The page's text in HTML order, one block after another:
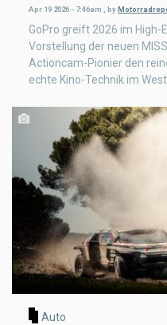
Apr 19 2026 - 7:46am by
GoPro greift 2026 im High-
Vorstellung der neuen
Actioncam-Pionier den
echte Kino-Technik im
Auto